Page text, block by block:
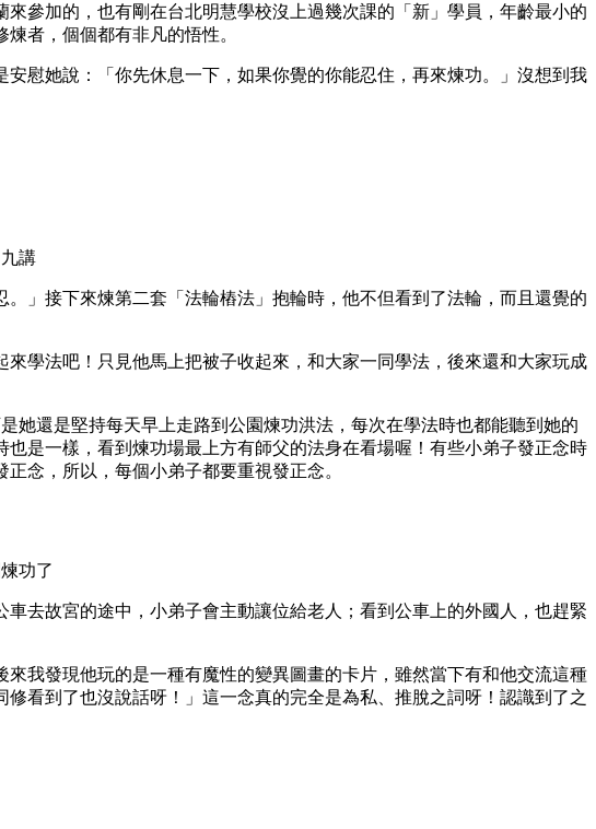
參加的，也有剛在台北明慧學校沒上過幾次課的「新」學員，年齡最小的
者，個個都有非凡的悟性。
慰她說：「你先休息一下，如果你覺的你能忍住，再來煉功。」沒想到我
講
」接下來煉第二套「法輪樁法」抱輪時，他不但看到了法輪，而且還覺的
學法吧！只見他馬上把被子收起來，和大家一同學法，後來還和大家玩成
她還是堅持每天早上走路到公園煉功洪法，每次在學法時也都能聽到她的
是一樣，看到煉功場最上方有師父的法身在看場喔！有些小弟子發正念時
念，所以，每個小弟子都要重視發正念。
功了
去故宮的途中，小弟子會主動讓位給老人；看到公車上的外國人，也趕緊
我發現他玩的是一種有魔性的變異圖畫的卡片，雖然當下有和他交流這種
看到了也沒說話呀！」這一念真的完全是為私、推脫之詞呀！認識到了之